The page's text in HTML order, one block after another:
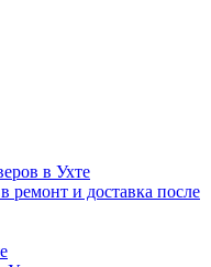
в Ухте
ремонт и доставка после